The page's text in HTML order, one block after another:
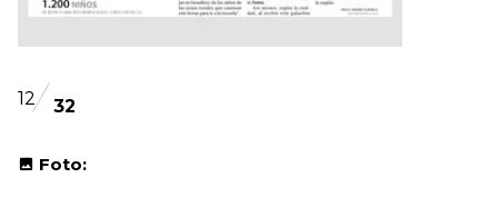
12 32
Foto: